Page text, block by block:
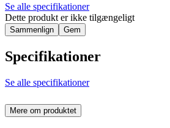
Se alle specifikationer
Dette produkt er ikke tilgængeligt
Sammenlign Gem
Specifikationer
Se alle specifikationer
Mere om produktet